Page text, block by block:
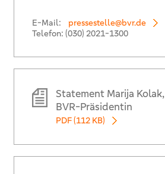
E-Mail:
pressestelle@bvr.de
Telefon: (030) 2021-1300
Statement Marija Kolak,
BVR-Präsidentin
PDF (112 KB)